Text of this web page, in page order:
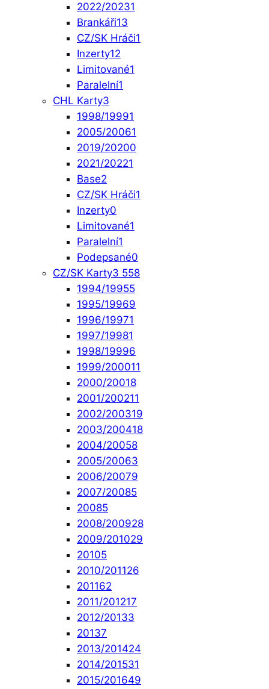
2022/20231
Brankáři13
CZ/SK Hráči1
Inzerty12
Limitované1
Paralelní1
CHL Karty3
1998/19991
2005/20061
2019/20200
2021/20221
Base2
CZ/SK Hráči1
Inzerty0
Limitované1
Paralelní1
Podepsané0
CZ/SK Karty3 558
1994/19955
1995/19969
1996/19971
1997/19981
1998/19996
1999/200011
2000/20018
2001/200211
2002/200319
2003/200418
2004/20058
2005/20063
2006/20079
2007/20085
20085
2008/200928
2009/201029
20105
2010/201126
201162
2011/201217
2012/20133
20137
2013/201424
2014/201531
2015/201649